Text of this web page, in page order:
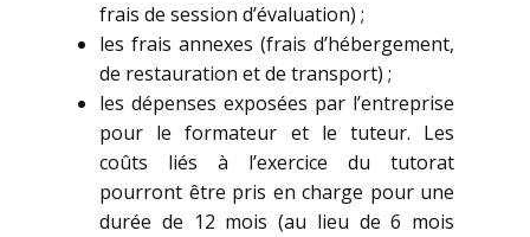
frais de session d’évaluation) ;
les frais annexes (frais d’hébergement,
de restauration et de transport) ;
les dépenses exposées par l’entreprise
pour le formateur et le tuteur. Les
coûts liés à l’exercice du tutorat
pourront être pris en charge pour une
durée de 12 mois (au lieu de 6 mois